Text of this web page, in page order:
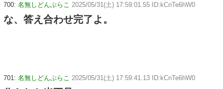
700: 名無しどんぶらこ 2025/05/31(土) 17:59:01.55 ID:kCnTe6hW0
な、答え合わせ完了よ。
701: 名無しどんぶらこ 2025/05/31(土) 17:59:41.13 ID:kCnTe6hW0